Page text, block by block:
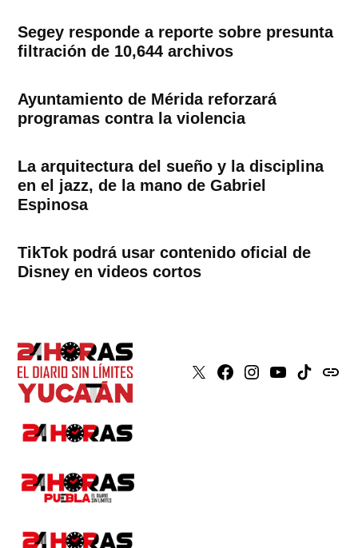
Segey responde a reporte sobre presunta
filtración de 10,644 archivos
Ayuntamiento de Mérida reforzará
programas contra la violencia
La arquitectura del sueño y la disciplina
en el jazz, de la mano de Gabriel
Espinosa
TikTok podrá usar contenido oficial de
Disney en videos cortos
X Faceboook
Instagram
YoutubeTiktokissuu